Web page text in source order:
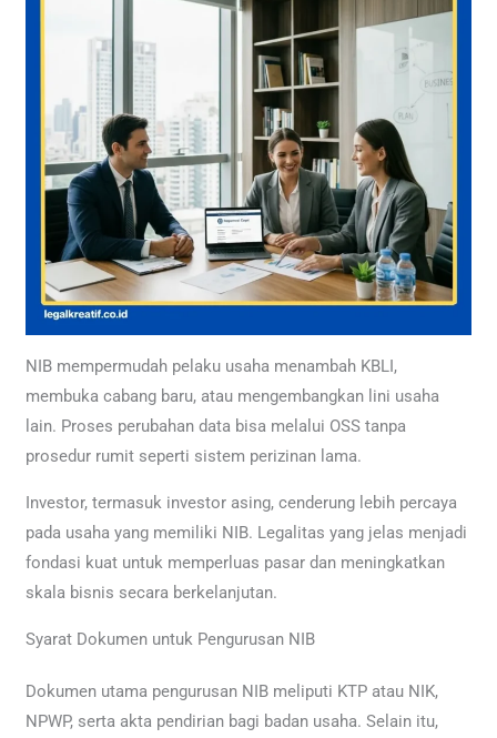
NIB mempermudah pelaku usaha menambah KBLI,
membuka cabang baru, atau mengembangkan lini usaha
lain. Proses perubahan data bisa melalui OSS tanpa
prosedur rumit seperti sistem perizinan lama.
Investor, termasuk investor asing, cenderung lebih percaya
pada usaha yang memiliki NIB. Legalitas yang jelas menjadi
fondasi kuat untuk memperluas pasar dan meningkatkan
skala bisnis secara berkelanjutan.
Syarat Dokumen untuk Pengurusan NIB
Dokumen utama pengurusan NIB meliputi KTP atau NIK,
NPWP, serta akta pendirian bagi badan usaha. Selain itu,